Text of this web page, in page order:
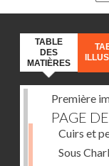
TABLE
DES
MATIÈRES
Première
PAGE
Cuirs et
Sous